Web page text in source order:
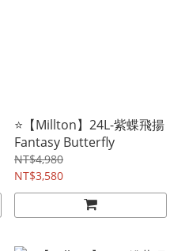
⭐【Millton】24L-紫蝶飛揚
Fantasy Butterfly
NT$4,980
NT$3,580